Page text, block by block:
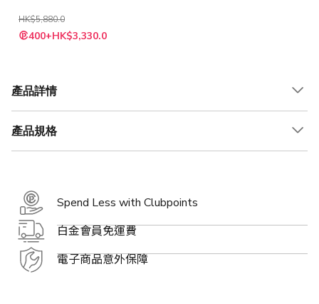
HK$5,880.0
特400+HK$3,330.0
產品詳情
產品規格
Spend Less with Clubpoints
白金會員免運費
電子商品意外保障